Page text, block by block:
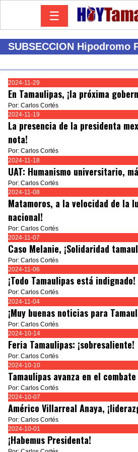
☰
SUBSECCION Hipodromo
2024-11-29
En Tamaulipas, ¡la próxima
Por: Carlos Cortés
2024-11-19
La presencia de la presidenta
nota!
Por: Carlos Cortés
2024-11-18
UAT: Humanismo universitario,
Por: Carlos Cortés
2024-11-08
Matamoros, a la velocidad de la
nacional!
Por: Carlos Cortés
2024-11-07
Caso Melanie, ¡Solidaridad
Por: Carlos Cortés
2024-11-06
¡Todo Tamaulipas está indignado!
Por: Carlos Cortés
2024-11-04
¡Muy buenas noticias para
Por: Carlos Cortés
2024-10-14
Feria Tamaulipas: ¡sobresaliente!
Por: Carlos Cortés
2024-10-10
Tamaulipas avanza en el
Por: Carlos Cortés
2024-10-07
Américo Villarreal Anaya,
Por: Carlos Cortés
2024-10-01
¡Habemus Presidenta!